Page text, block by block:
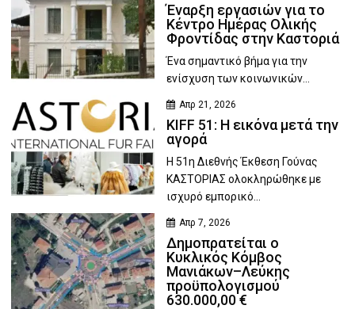
Έναρξη εργασιών για το
Κέντρο Ημέρας Ολικής
Φροντίδας στην Καστοριά
Ένα σημαντικό βήμα για την
ενίσχυση των κοινωνικών...
Απρ 21, 2026
KIFF 51: Η εικόνα μετά την
αγορά
Η 51η Διεθνής Έκθεση Γούνας
ΚΑΣΤΟΡΙΑΣ ολοκληρώθηκε με
ισχυρό εμπορικό...
Απρ 7, 2026
Δημοπρατείται ο
Κυκλικός Κόμβος
Μανιάκων–Λεύκης
προϋπολογισμού
630.000,00 €